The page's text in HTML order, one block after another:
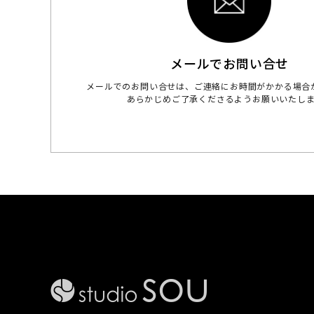
メールでお問い合せ
メールでのお問い合せは、ご連絡にお時間がかかる場合
あらかじめご了承くださるようお願いいたし